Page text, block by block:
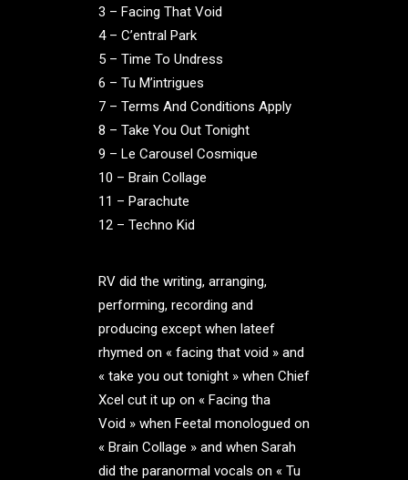
3 – Facing That Void
4 – C’entral Park
5 – Time To Undress
6 – Tu M’intrigues
7 – Terms And Conditions Apply
8 – Take You Out Tonight
9 – Le Carousel Cosmique
10 – Brain Collage
11 – Parachute
12 – Techno Kid
RV did the writing, arranging,
performing, recording and
producing except when lateef
rhymed on « facing that void » and
« take you out tonight » when Chief
Xcel cut it up on « Facing tha
Void » when Feetal monologued on
« Brain Collage » and when Sarah
did the paranormal vocals on « Tu